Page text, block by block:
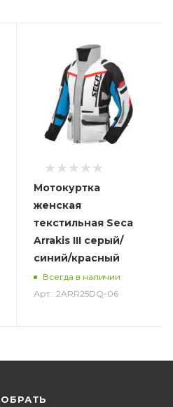
Мотокуртка
женская
текстильная Seca
Arrakis III серый/
синий/красный
Всегда в наличии
Арт.: 2ARR25DQ-06